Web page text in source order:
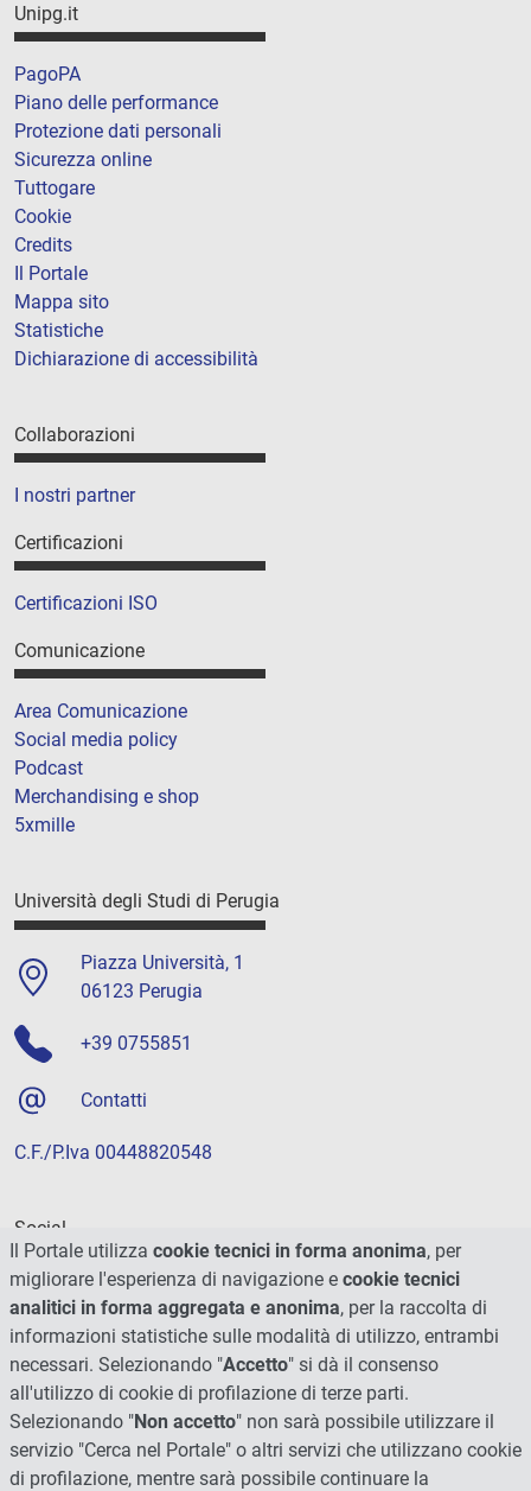
Unipg.it
PagoPA
Piano delle performance
Protezione dati personali
Sicurezza online
Tuttogare
Cookie
Credits
Il Portale
Mappa sito
Statistiche
Dichiarazione di accessibilità
Collaborazioni
I nostri partner
Certificazioni
Certificazioni ISO
Comunicazione
Area Comunicazione
Social media policy
Podcast
Merchandising e shop
5xmille
Università degli Studi di Perugia
Piazza Università, 1
06123 Perugia
+39 0755851
Contatti
C.F./P.Iva 00448820548
Social
Il Portale utilizza cookie tecnici in forma anonima, per
migliorare l'esperienza di navigazione e cookie tecnici
analitici in forma aggregata e anonima, per la raccolta di
informazioni statistiche sulle modalità di utilizzo, entrambi
necessari. Selezionando "Accetto" si dà il consenso
all'utilizzo di cookie di profilazione di terze parti.
Selezionando "Non accetto" non sarà possibile utilizzare il
servizio "Cerca nel Portale" o altri servizi che utilizzano cookie
di profilazione, mentre sarà possibile continuare la